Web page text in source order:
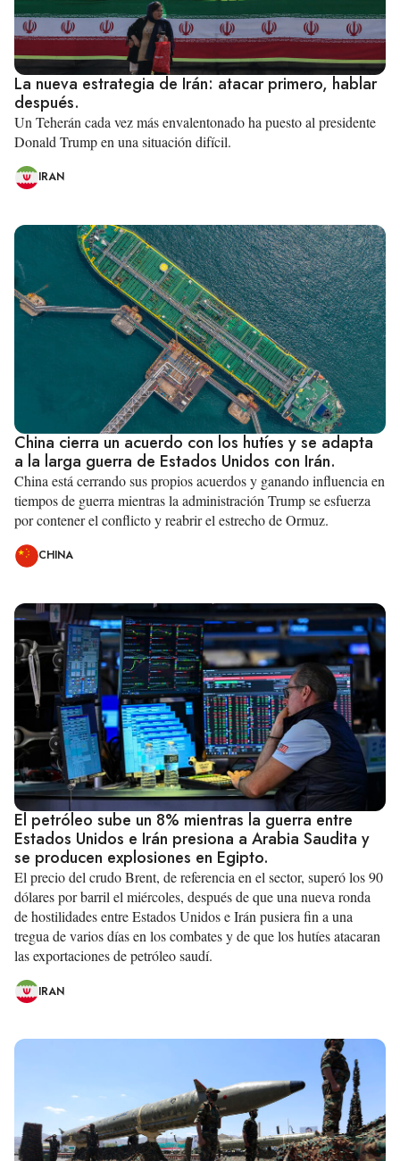
La nueva estrategia de Irán: atacar primero, hablar
después.
Un Teherán cada vez más envalentonado ha puesto al presidente
Donald Trump en una situación difícil.
IRAN
China cierra un acuerdo con los hutíes y se adapta
a la larga guerra de Estados Unidos con Irán.
China está cerrando sus propios acuerdos y ganando influencia en
tiempos de guerra mientras la administración Trump se esfuerza
por contener el conflicto y reabrir el estrecho de Ormuz.
CHINA
El petróleo sube un 8% mientras la guerra entre
Estados Unidos e Irán presiona a Arabia Saudita y
se producen explosiones en Egipto.
El precio del crudo Brent, de referencia en el sector, superó los 90
dólares por barril el miércoles, después de que una nueva ronda
de hostilidades entre Estados Unidos e Irán pusiera fin a una
tregua de varios días en los combates y de que los hutíes atacaran
las exportaciones de petróleo saudí.
IRAN